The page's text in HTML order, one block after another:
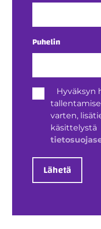
Puhelin
Henkilötietojen
käsittely*
Hyväksyn
varten,
käsittelystä
Lähetä